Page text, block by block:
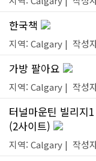
한국책
지역: Calgary | 작성
가방 팔아요
지역: Calgary | 작성
터널마운틴 빌리지
(2사이트)
지역: Calgary | 작성